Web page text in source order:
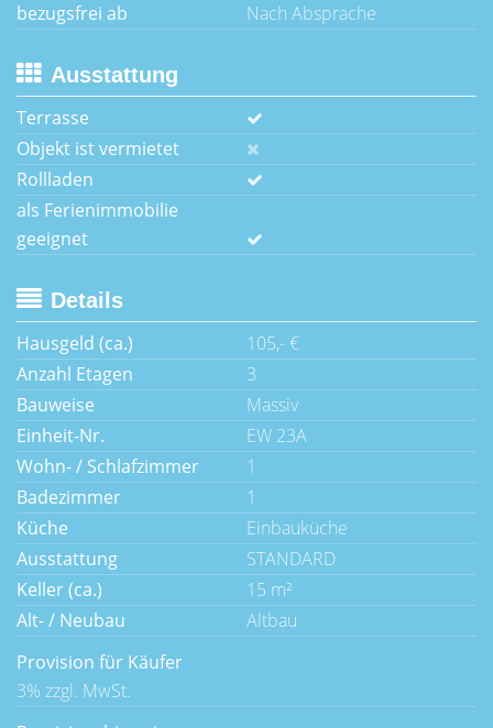
bezugsfrei ab
Nach Absprache
Ausstattung
Terrasse
Objekt ist vermietet
Rollladen
als Ferienimmobilie
geeignet
Details
Hausgeld (ca.)
105,- €
Anzahl Etagen
3
Bauweise
Massiv
Einheit-Nr.
EW 23A
Wohn- / Schlafzimmer
1
Badezimmer
1
Küche
Einbauküche
Ausstattung
STANDARD
Keller (ca.)
15 m²
Alt- / Neubau
Altbau
Provision für Käufer
3% zzgl. MwSt.